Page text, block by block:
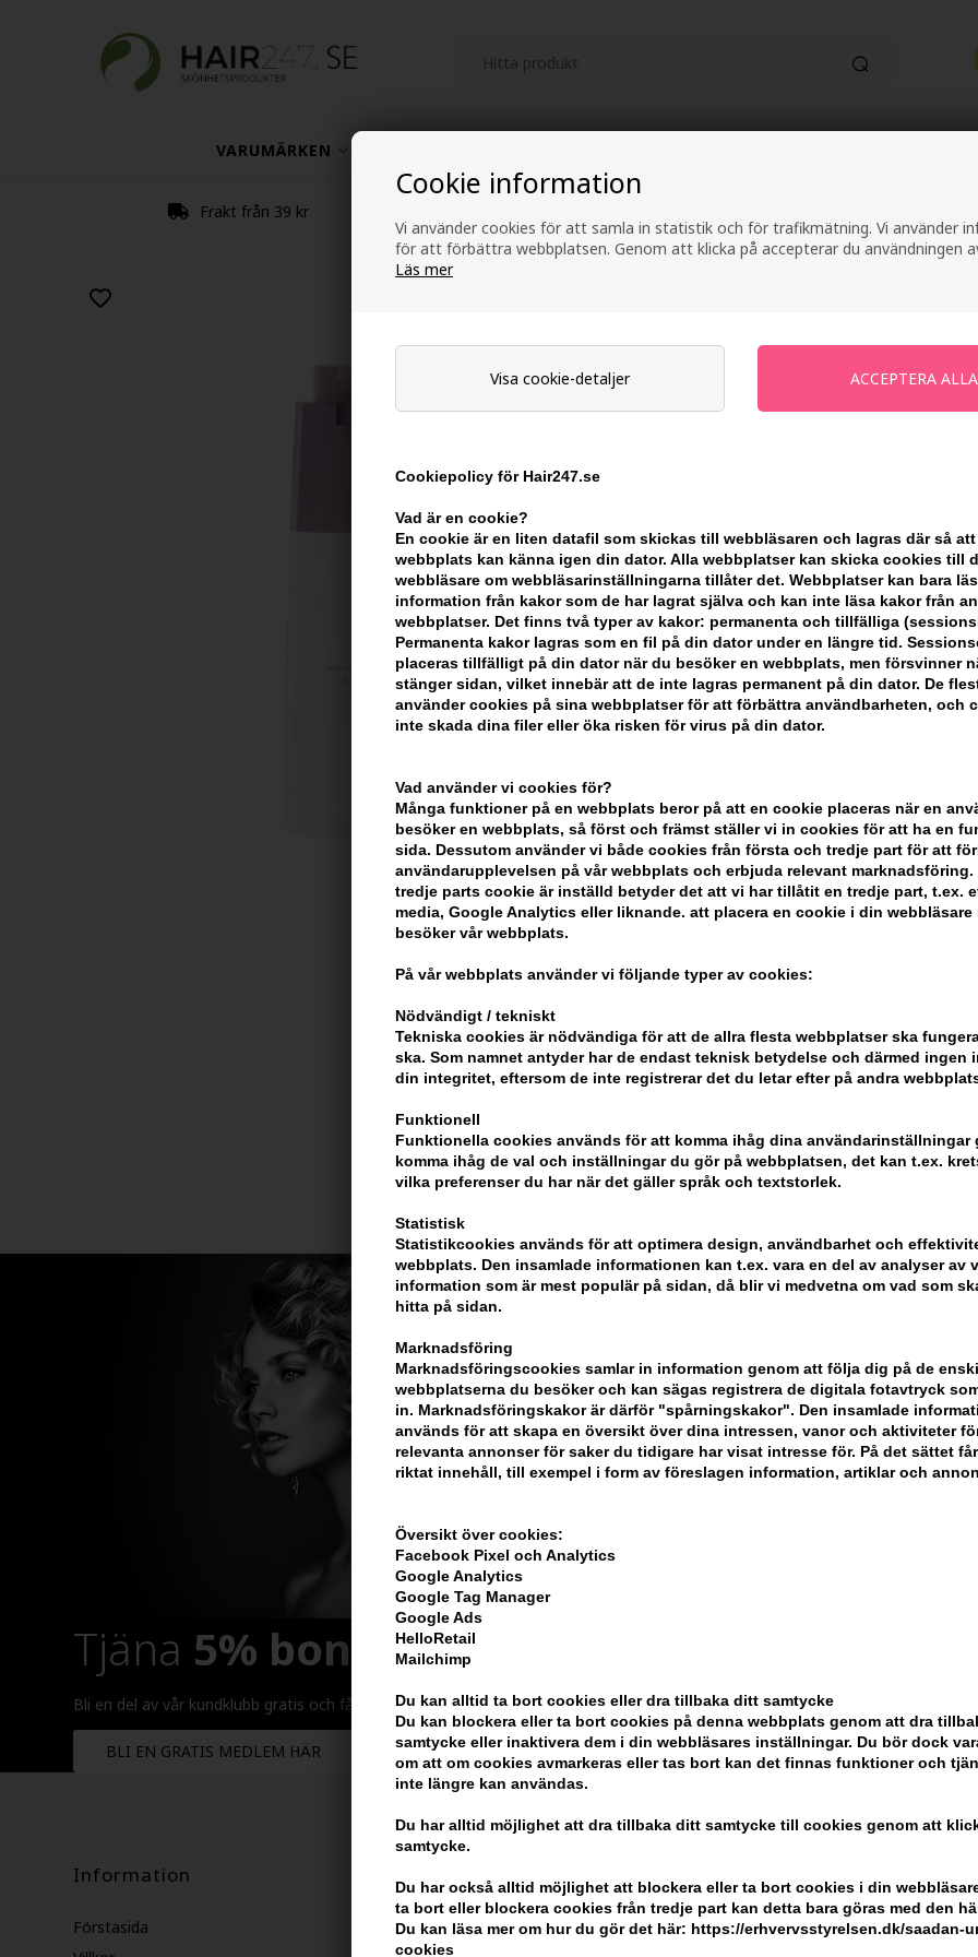
Cookie information
Vi använder cookies för att samla in statistik och för trafikmätning. Vi använder
för att förbättra webbplatsen. Genom att klicka på accepterar du användningen
Läs mer
Visa cookie-detaljer
Cookiepolicy för Hair247.se
Vad är en cookie?
En cookie är en liten datafil som skickas till webbläsaren och lagras där så att
webbplats kan känna igen din dator. Alla webbplatser kan skicka cookies till
webbläsare om webbläsarinställningarna tillåter det. Webbplatser kan bara
information från kakor som de har lagrat själva och kan inte läsa kakor från
webbplatser. Det finns två typer av kakor: permanenta och tillfälliga
Permanenta kakor lagras som en fil på din dator under en längre tid.
placeras tillfälligt på din dator när du besöker en webbplats, men försvinner
stänger sidan, vilket innebär att de inte lagras permanent på din dator. De
använder cookies på sina webbplatser för att förbättra användbarheten, och
inte skada dina filer eller öka risken för virus på din dator.
Vad använder vi cookies för?
Många funktioner på en webbplats beror på att en cookie placeras när en
besöker en webbplats, så först och främst ställer vi in ​​cookies för att ha en
sida. Dessutom använder vi både cookies från första och tredje part för att
användarupplevelsen på vår webbplats och erbjuda relevant marknadsföring.
tredje parts cookie är inställd betyder det att vi har tillåtit en tredje part, t.ex.
media, Google Analytics eller liknande. att placera en cookie i din webbläsare
besöker vår webbplats.
På vår webbplats använder vi följande typer av cookies:
Nödvändigt / tekniskt
Tekniska cookies är nödvändiga för att de allra flesta webbplatser ska
ska. Som namnet antyder har de endast teknisk betydelse och därmed ingen
din integritet, eftersom de inte registrerar det du letar efter på andra
Funktionell
Funktionella cookies används för att komma ihåg dina användarinställningar
komma ihåg de val och inställningar du gör på webbplatsen, det kan t.ex.
vilka preferenser du har när det gäller språk och textstorlek.
Statistisk
Statistikcookies används för att optimera design, användbarhet och
webbplats. Den insamlade informationen kan t.ex. vara en del av analyser av
information som är mest populär på sidan, då blir vi medvetna om vad som
hitta på sidan.
Marknadsföring
Marknadsföringscookies samlar in information genom att följa dig på de
webbplatserna du besöker och kan sägas registrera de digitala fotavtryck
in. Marknadsföringskakor är därför "spårningskakor". Den insamlade
används för att skapa en översikt över dina intressen, vanor och aktiviteter
relevanta annonser för saker du tidigare har visat intresse för. På det sättet
riktat innehåll, till exempel i form av föreslagen information, artiklar och
Översikt över cookies:
Facebook Pixel och Analytics
Google Analytics
Google Tag Manager
Google Ads
HelloRetail
Mailchimp
Du kan alltid ta bort cookies eller dra tillbaka ditt samtycke
Du kan blockera eller ta bort cookies på denna webbplats genom att dra
samtycke eller inaktivera dem i din webbläsares inställningar. Du bör dock
om att om cookies avmarkeras eller tas bort kan det finnas funktioner och
inte längre kan användas.
Du har alltid möjlighet att dra tillbaka ditt samtycke till cookies genom att
samtycke.
Du har också alltid möjlighet att blockera eller ta bort cookies i din
ta bort eller blockera cookies från tredje part kan detta bara göras med den
Du kan läsa mer om hur du gör det här: https://erhvervsstyrelsen.dk/saadan-
cookies
VARUMÄRKEN
Frakt från 39 kr
Wella SP
Varumärken
330,00
-
I lager- Leveranstid: 2-3
Du tjänar 14 Bonuskronor på köp av
KÖP FÖR YTTERLIGARE 499,00 SEK
Wella SP Balance Scalp Shampoo är
Egenskaper
Detta schampo är gjort med en mild
SP Balance Scalp Shampoo rengör
Hur man använder SP
- Applicera på vått hår
- Massera in
Innehåll: 1000 ml
Tjäna 5% bonuspå hela din beställning
Bli en del av vår kundklubb gratis och få rabatter när du handlar
BLI EN GRATIS MEDLEM HÄR
Information
Förstasida
Kundservice
Hair247
Billig frakt